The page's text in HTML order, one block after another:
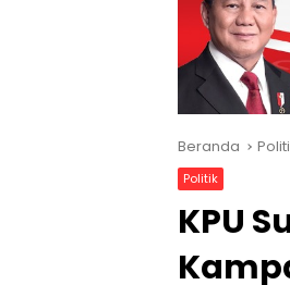
Beranda
Politik
KPU